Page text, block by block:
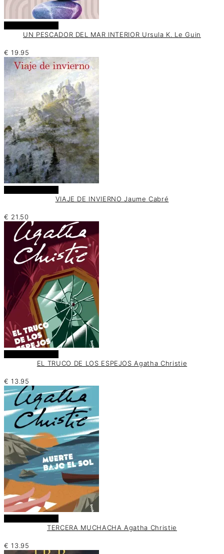
UN PESCADOR DEL MAR INTERIOR Ursula K. Le Guin
€ 19.95
VIAJE DE INVIERNO Jaume Cabré
€ 21.50
EL TRUCO DE LOS ESPEJOS Agatha Christie
€ 13.95
TERCERA MUCHACHA Agatha Christie
€ 13.95